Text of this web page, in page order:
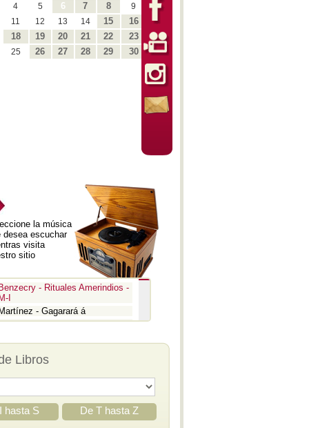
4 5 6 7 8
9
11 12 13 14 15 16
18 19 20 21 22 23
25 26 27 28 29 30
la música
desea escuchar
visita
sitio
Benzecry - Rituales Amerindios -
M-I
Martínez - Gagarará á
- Pedro y el lobo
- Romeo y Julieta -
Suite 3
- Iván el Terrible
Libros
hasta S De T hasta Z